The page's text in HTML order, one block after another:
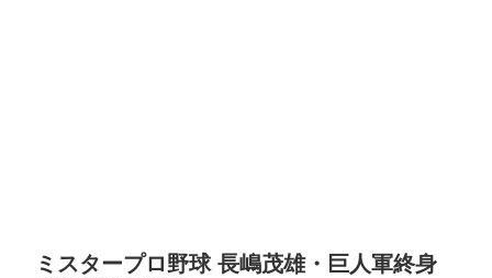
ミスタープロ野球 長嶋茂雄・巨人軍終身